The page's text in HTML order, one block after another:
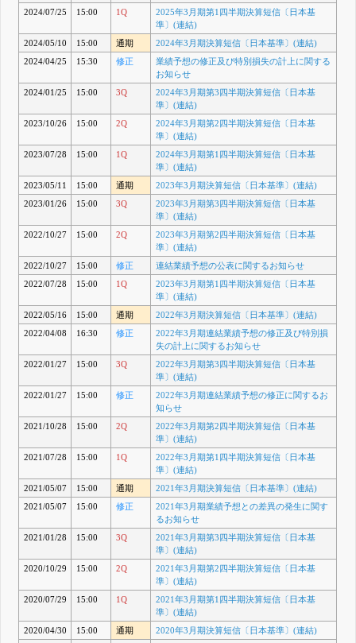
2024/07/25
15:00 1Q
2025年3月期第1四半期決算短信〔日本基
準〕(連結)
2024/05/10
15:00 通期
2024年3月期決算短信〔日本基準〕(連結)
2024/04/25
15:30 修正
業績予想の修正及び特別損失の計上に関する
お知らせ
2024/01/25
15:00 3Q
2024年3月期第3四半期決算短信〔日本基
準〕(連結)
2023/10/26
15:00 2Q
2024年3月期第2四半期決算短信〔日本基
準〕(連結)
2023/07/28
15:00 1Q
2024年3月期第1四半期決算短信〔日本基
準〕(連結)
2023/05/11
15:00 通期
2023年3月期決算短信〔日本基準〕(連結)
2023/01/26
15:00 3Q
2023年3月期第3四半期決算短信〔日本基
準〕(連結)
2022/10/27
15:00 2Q
2023年3月期第2四半期決算短信〔日本基
準〕(連結)
2022/10/27
15:00 修正
連結業績予想の公表に関するお知らせ
2022/07/28
15:00 1Q
2023年3月期第1四半期決算短信〔日本基
準〕(連結)
2022/05/16
15:00 通期
2022年3月期決算短信〔日本基準〕(連結)
2022/04/08
16:30 修正
2022年3月期連結業績予想の修正及び特別損
失の計上に関するお知らせ
2022/01/27
15:00 3Q
2022年3月期第3四半期決算短信〔日本基
準〕(連結)
2022/01/27
15:00 修正
2022年3月期連結業績予想の修正に関するお
知らせ
2021/10/28
15:00 2Q
2022年3月期第2四半期決算短信〔日本基
準〕(連結)
2021/07/28
15:00 1Q
2022年3月期第1四半期決算短信〔日本基
準〕(連結)
2021/05/07
15:00 通期
2021年3月期決算短信〔日本基準〕(連結)
2021/05/07
15:00 修正
2021年3月期業績予想との差異の発生に関す
るお知らせ
2021/01/28
15:00 3Q
2021年3月期第3四半期決算短信〔日本基
準〕(連結)
2020/10/29
15:00 2Q
2021年3月期第2四半期決算短信〔日本基
準〕(連結)
2020/07/29
15:00 1Q
2021年3月期第1四半期決算短信〔日本基
準〕(連結)
2020/04/30
15:00 通期 2020年3月期決算短信〔日本基準〕(連結)